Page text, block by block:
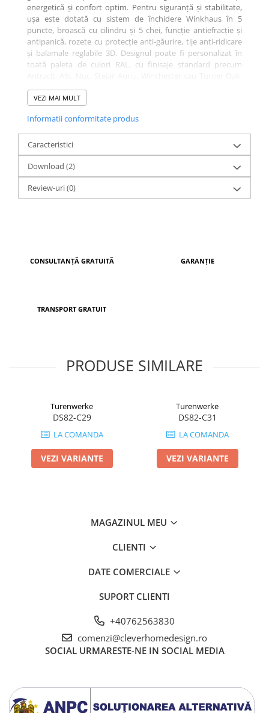
energetică și confort optim. Pentru siguranță și stabilitate,
ușa este dotată cu sistem de închidere Winkhaus în 5
puncte, broască cu cilindru și 5 chei, funcție antiefracție și
antipanică, rozete cu protecție anti-găurire, tije anti-ridicare
și balamale reglabile 3D. Designul poate fi personalizat în
toată paleta de culori RAL, cu finisaje standard precum
Opțional, se poate adăuga sticlă satinată sau gri grafit,
oferind un plus de rafinament. Pragul din aluminiu cu
poate integra o încuietoare electrică cu funcție zi/noapte.
Ușa este compatibilă cu mânere premium, pentru interior și
exterior. Produsă în UE pe o linie automatizată de fabricație,
această ușă beneficiază de termene scurte de livrare și
garanția calității oferite de Turenwerke.
VEZI MAI MULT
Informatii conformitate produs
Caracteristici
Download (2)
Review-uri(0)
CONSULTANȚĂ GRATUITĂ GARANȚIE
TRANSPORT GRATUIT
PRODUSE SIMILARE
Turenwerke
DS82-C29
LA COMANDA
VEZI VARIANTE
Turenwerke
DS82-C31
LA COMANDA
VEZI VARIANTE
MAGAZINUL MEU
CLIENTI
DATE COMERCIALE
SUPORT CLIENTI
+40762563830
comenzi@cleverhomedesign.ro
SOCIAL URMARESTE-NE IN SOCIAL MEDIA